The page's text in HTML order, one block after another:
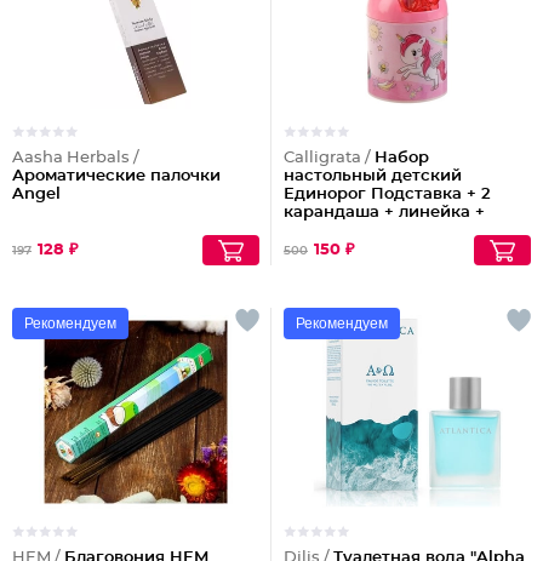
Aasha Herbals /
Ароматические палочки
Angel
197 128 ₽
Calligrata / Набор
настольный детский
Единорог Подставка + 2
карандаша + линейка +
листов + ножницы
500 150 ₽
Рекомендуем Рекомендуем